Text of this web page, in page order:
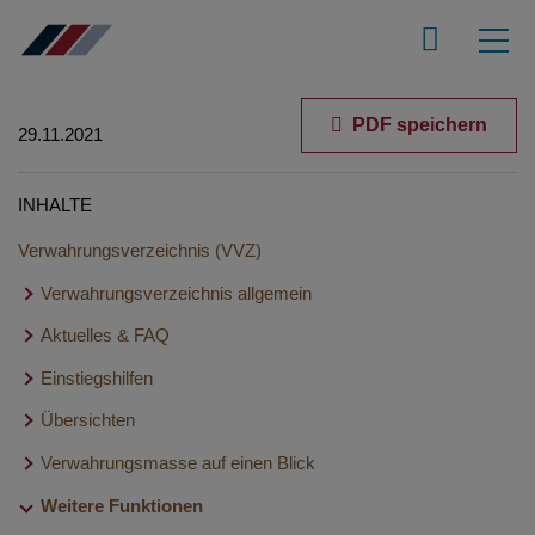
29.11.2021 PDF speichern
INHALTE
Verwahrungsverzeichnis (VVZ)
Verwahrungsverzeichnis allgemein
Erklärfilme
Anwendungsaufbau - Basisdialoge und Menüleiste
Aktuelles & FAQ
Aktuelle Versionsinformationen VVZ
FAQ - Verwahrungsverzeichnis (VVZ)
Einstiegshilfen
Notarvertretungen im Elektronischen Urkundenarchiv
Neue Verwahrungsmasse anlegen und eintragen in fünf
Übersichten
Übersicht Verwahrungsverzeichnis
Verwahrungsmasse suchen
Übersicht Buchungen
Verwahrungsmasse auf einen Blick
Verwahrungsmasse neu anlegen und speichern
Weitere Funktionen